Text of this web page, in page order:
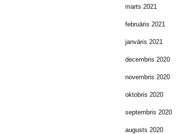
marts 2021
februāris 2021
janvāris 2021
decembris 2020
novembris 2020
oktobris 2020
septembris 2020
augusts 2020